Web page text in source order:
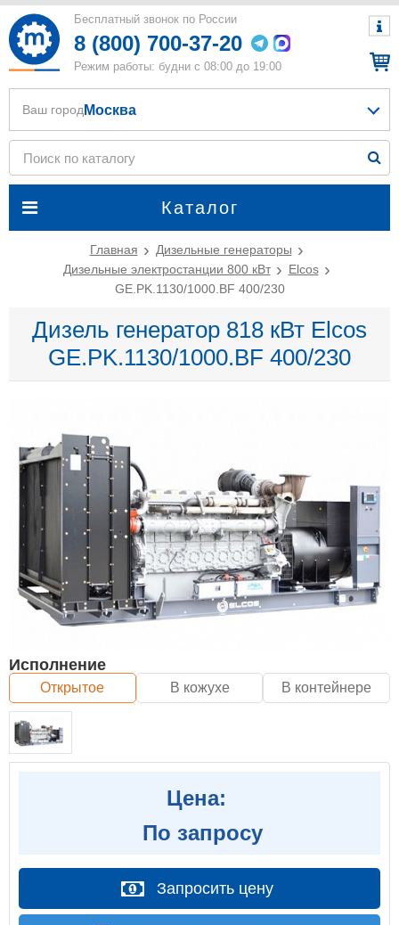
Бесплатный звонок по России
8 (800) 700-37-20
Режим работы: будни с 08:00 до 19:00
Каталог
Ваш город Москва
Главная
Дизельные генераторы
Дизельные электростанции 800 кВт
Elcos
GE.PK.1130/1000.BF 400/230
Дизель генератор 818 кВт Elcos
GE.PK.1130/1000.BF 400/230
Исполнение
Открытое В кожухе В контейнере
Цена:
По запросу
Запросить цену